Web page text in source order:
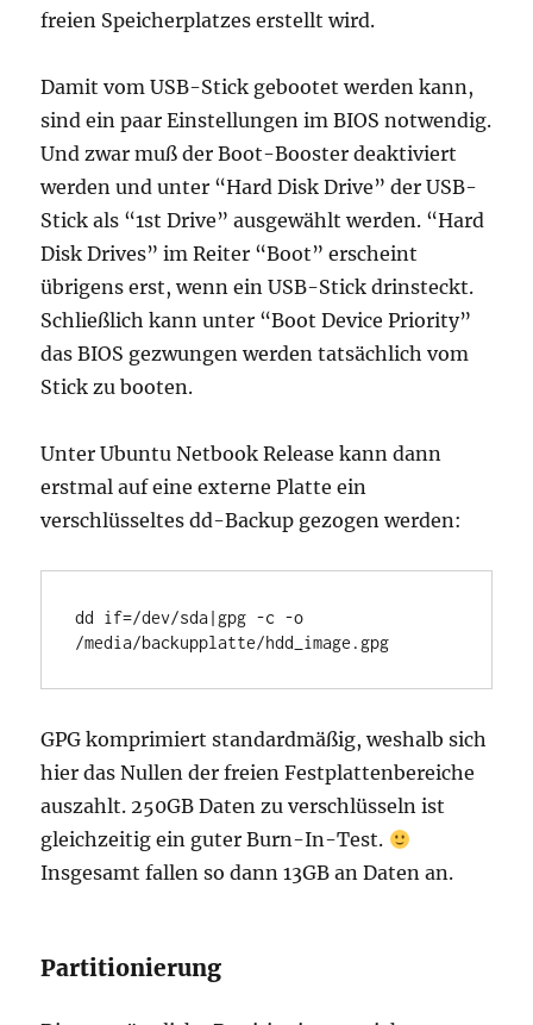
freien Speicherplatzes erstellt wird.
Damit vom USB-Stick gebootet werden kann,
sind ein paar Einstellungen im BIOS notwendig.
Und zwar muß der Boot-Booster deaktiviert
werden und unter “Hard Disk Drive” der USB-
Stick als “1st Drive” ausgewählt werden. “Hard
Disk Drives” im Reiter “Boot” erscheint
übrigens erst, wenn ein USB-Stick drinsteckt.
Schließlich kann unter “Boot Device Priority”
das BIOS gezwungen werden tatsächlich vom
Stick zu booten.
Unter Ubuntu Netbook Release kann dann
erstmal auf eine externe Platte ein
verschlüsseltes dd-Backup gezogen werden:
dd if=/dev/sda|gpg -c -o
/media/backupplatte/hdd_image.gpg
GPG komprimiert standardmäßig, weshalb sich
hier das Nullen der freien Festplattenbereiche
auszahlt. 250GB Daten zu verschlüsseln ist
gleichzeitig ein guter Burn-In-Test.
Insgesamt fallen so dann 13GB an Daten an.
Partitionierung